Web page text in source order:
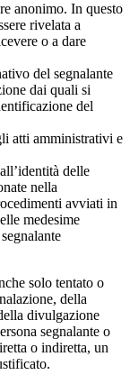
anonimo. In questo
rivelata a
o a dare
del segnalante
dai quali si
del
atti amministrativi e
delle
nella
avviati in
medesime
solo tentato o
della
divulgazione
segnalante o
o indiretta, un